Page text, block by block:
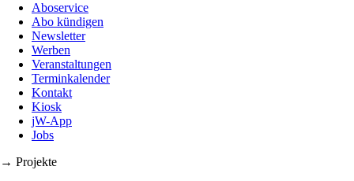
Aboservice
Abo kündigen
Newsletter
Werben
Veranstaltungen
Terminkalender
Kontakt
Kiosk
jW-App
Jobs
→ Projekte